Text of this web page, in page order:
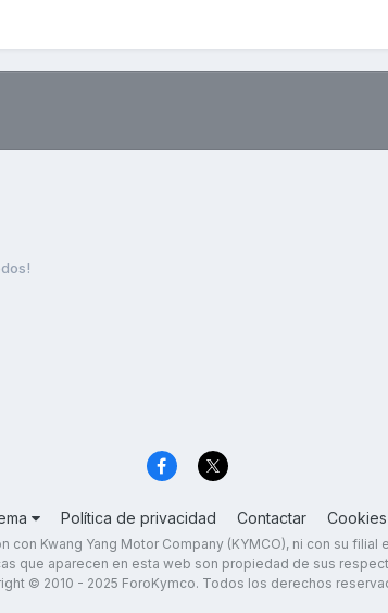
Política de privacidad Contactar Cookies
con Kwang Yang Motor Company (KYMCO), ni con su filial
que aparecen en esta web son propiedad de sus
© 2010 - 2025 ForoKymco. Todos los derechos